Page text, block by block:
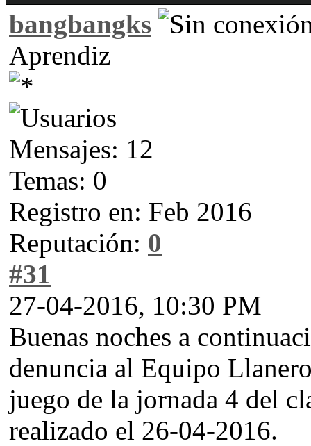
bangbangks
Aprendiz
Mensajes: 12
Temas: 0
Registro en: Feb 2016
Reputación: 0
#31
27-04-2016, 10:30 PM
Buenas noches a
denuncia al Equipo
juego de la jornada 4 del
realizado el 26-04-2016.